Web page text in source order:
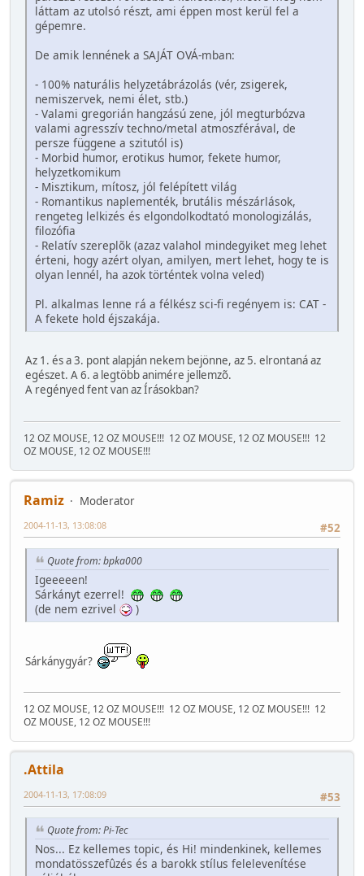
láttam az utolsó részt, ami éppen most kerül fel a
gépemre.
De amik lennének a SAJÁT OVÁ-mban:
- 100% naturális helyzetábrázolás (vér, zsigerek,
nemiszervek, nemi élet, stb.)
- Valami gregorián hangzású zene, jól megturbózva
valami agresszív techno/metal atmoszférával, de
persze függene a szitutól is)
- Morbid humor, erotikus humor, fekete humor,
helyzetkomikum
- Misztikum, mítosz, jól felépített világ
- Romantikus naplementék, brutális mészárlások,
rengeteg lelkizés és elgondolkodtató monologizálás,
filozófia
- Relatív szereplõk (azaz valahol mindegyiket meg lehet
érteni, hogy azért olyan, amilyen, mert lehet, hogy te is
olyan lennél, ha azok történtek volna veled)
Pl. alkalmas lenne rá a félkész sci-fi regényem is: CAT -
A fekete hold éjszakája.
Az 1. és a 3. pont alapján nekem bejönne, az 5. elrontaná az
egészet. A 6. a legtöbb animére jellemzõ.
A regényed fent van az Írásokban?
12 OZ MOUSE, 12 OZ MOUSE!!! 12 OZ MOUSE, 12 OZ MOUSE!!! 12
OZ MOUSE, 12 OZ MOUSE!!!
Ramiz
Moderator
#52
2004-11-13, 13:08:08
Quote from: bpka000
Igeeeeen!
Sárkányt ezerrel!
(de nem ezrivel
)
Sárkánygyár?
12 OZ MOUSE, 12 OZ MOUSE!!! 12 OZ MOUSE, 12 OZ MOUSE!!! 12
OZ MOUSE, 12 OZ MOUSE!!!
.Attila
#53
2004-11-13, 17:08:09
Quote from: Pi-Tec
Nos... Ez kellemes topic, és Hi! mindenkinek, kellemes
mondatösszefûzés és a barokk stílus felelevenítése